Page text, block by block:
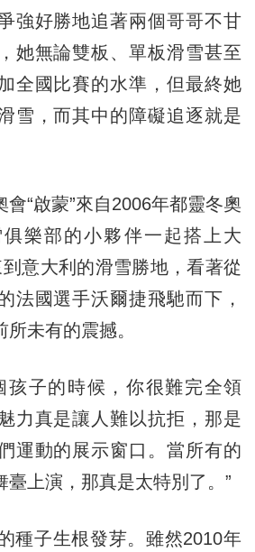
強好勝地追著兩個哥哥不甘
她無論雙板、單板滑雪甚至
全國比賽的水準，但最終她
雪，而其中的障礙追逐就是
“啟蒙”來自2006年都靈冬奧
樂部的小夥伴一起搭上大
意大利的滑雪勝地，看著從
法國選手沃爾捷飛馳而下，
未有的震撼。
子的時候，你很難完全領
力真是讓人難以抗拒，那是
運動的展示窗口。當所有的
臺上演，那真是太特別了。”
子生根發芽。雖然2010年